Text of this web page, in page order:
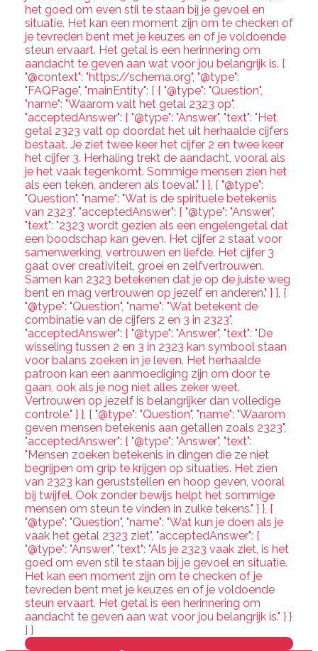
het goed om even stil te staan bij je gevoel en
situatie. Het kan een moment zijn om te checken of
je tevreden bent met je keuzes en of je voldoende
steun ervaart. Het getal is een herinnering om
aandacht te geven aan wat voor jou belangrijk is. {
"@context": "https://schema.org", "@type":
"FAQPage", "mainEntity": [ { "@type": "Question",
"name": "Waarom valt het getal 2323 op",
"acceptedAnswer": { "@type": "Answer", "text": "Het
getal 2323 valt op doordat het uit herhaalde cijfers
bestaat. Je ziet twee keer het cijfer 2 en twee keer
het cijfer 3. Herhaling trekt de aandacht, vooral als
je het vaak tegenkomt. Sommige mensen zien het
als een teken, anderen als toeval." } }, { "@type":
"Question", "name": "Wat is de spirituele betekenis
van 2323", "acceptedAnswer": { "@type": "Answer",
"text": "2323 wordt gezien als een engelengetal dat
een boodschap kan geven. Het cijfer 2 staat voor
samenwerking, vertrouwen en liefde. Het cijfer 3
gaat over creativiteit, groei en zelfvertrouwen.
Samen kan 2323 betekenen dat je op de juiste weg
bent en mag vertrouwen op jezelf en anderen." } }, {
"@type": "Question", "name": "Wat betekent de
combinatie van de cijfers 2 en 3 in 2323",
"acceptedAnswer": { "@type": "Answer", "text": "De
wisseling tussen 2 en 3 in 2323 kan symbool staan
voor balans zoeken in je leven. Het herhaalde
patroon kan een aanmoediging zijn om door te
gaan, ook als je nog niet alles zeker weet.
Vertrouwen op jezelf is belangrijker dan volledige
controle." } }, { "@type": "Question", "name": "Waarom
geven mensen betekenis aan getallen zoals 2323",
"acceptedAnswer": { "@type": "Answer", "text":
"Mensen zoeken betekenis in dingen die ze niet
begrijpen om grip te krijgen op situaties. Het zien
van 2323 kan geruststellen en hoop geven, vooral
bij twijfel. Ook zonder bewijs helpt het sommige
mensen om steun te vinden in zulke tekens." } }, {
"@type": "Question", "name": "Wat kun je doen als je
vaak het getal 2323 ziet", "acceptedAnswer": {
"@type": "Answer", "text": "Als je 2323 vaak ziet, is het
goed om even stil te staan bij je gevoel en situatie.
Het kan een moment zijn om te checken of je
tevreden bent met je keuzes en of je voldoende
steun ervaart. Het getal is een herinnering om
aandacht te geven aan wat voor jou belangrijk is." } }
] }
Lees hier